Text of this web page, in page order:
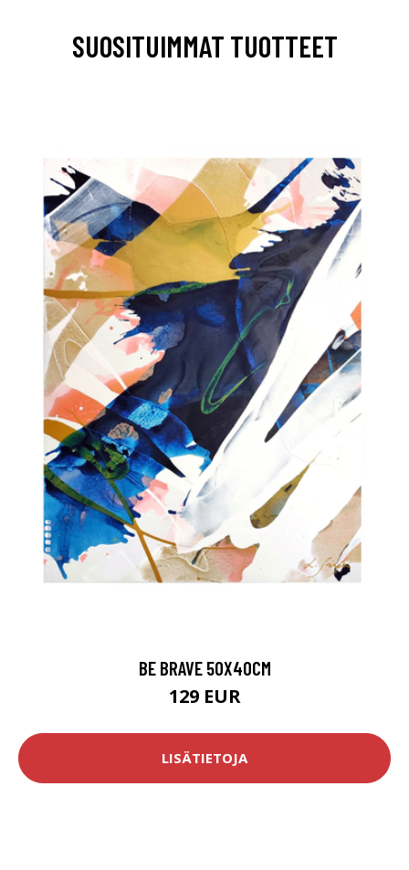
SUOSITUIMMAT TUOTTEET
BE BRAVE 50X40CM
129 EUR
LISÄTIETOJA